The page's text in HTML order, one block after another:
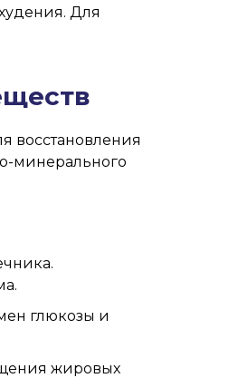
Для
восстановления
минерального
глюкозы и
жировых